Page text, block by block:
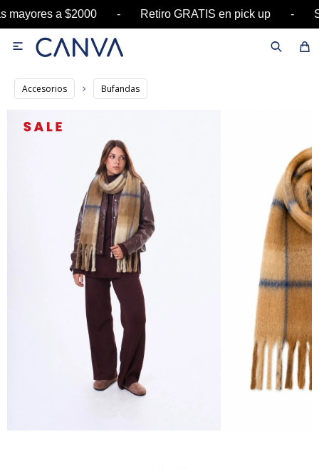
mayores a $2000 - Retiro GRATIS en pick up

Accesorios Bufandas